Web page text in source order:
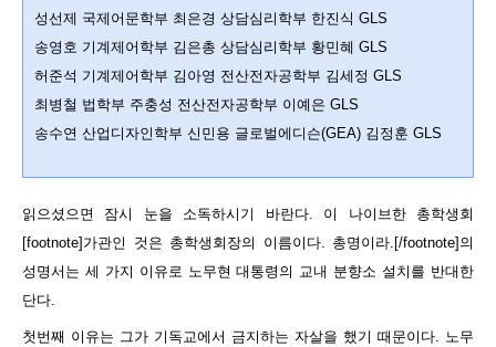
성선제 국제어문학부 최은경 상담심리학부 한진식 GLS
송영호 기계제어학부 김은총 상담심리학부 황민혜 GLS
허준석 기계제어학부 김아영 전산전자공학부 김세정 GLS
최병철 법학부 주충성 전산전자공학부 이예은 GLS
송수연 산업디자인학부 신민용 글로벌에디슨(GEA) 김정훈 GLS
읽으셨으면 잠시 눈을 소독하시기 바란다. 이 나이브한 총학생회
[footnote]가관인 것은 총학생회장의 이름이다. 총명이라.[/footnote]의
성명서는 세 가지 이유로 노무현 대통령의 교내 분향소 설치를 반대한
단다.
첫번째 이유는 그가 기독교에서 금지하는 자살을 했기 때문이다. 노무